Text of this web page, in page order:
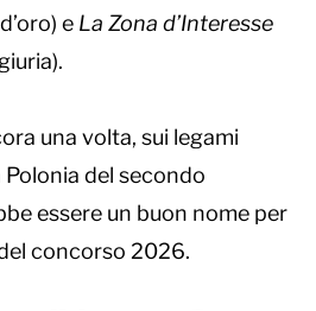
e La Zona d’Interesse
una volta, sui legami
del secondo
essere un buon nome per
concorso 2026.